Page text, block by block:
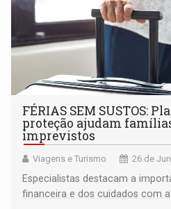
FÉRIAS SEM SUSTOS:
proteção ajudam
imprevistos
Viagens e Turismo 26 de
Especialistas destacam a
financeira e dos cuidados com